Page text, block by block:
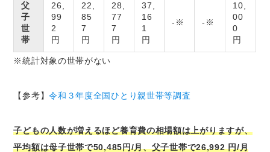
父
子
世
帯
26,
99
2
円
22,
85
7
円
28,
77
7
円
37,
16
1
円
-※ -※
10,
00
0
円
※統計対象の世帯がない
【参考】令和３年度全国ひとり親世帯等調査
子どもの人数が増えるほど養育費の相場額は上がりますが、
平均額は母子世帯で50,485円/月、父子世帯で26,992 円/月